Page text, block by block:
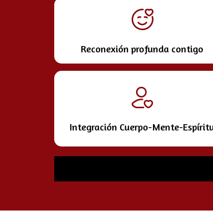
Reconexión profunda contigo
Integración Cuerpo-Mente-